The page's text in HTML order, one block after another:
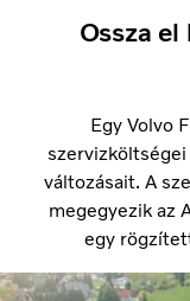
Ossza
Egy Volvo
változásait. A
megegyezik az
egy